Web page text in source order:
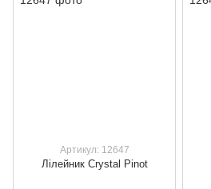
Артикул: 12647
Лілейник Crystal Pinot